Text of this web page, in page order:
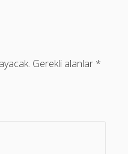
Gerekli alanlar *